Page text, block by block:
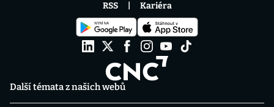
Další témata z našich webů
RSS Kariéra